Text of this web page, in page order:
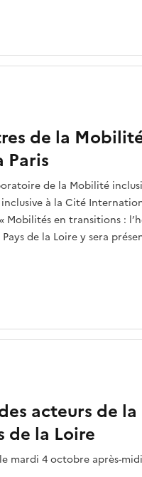
de la
Paris
de la Mobilité
à la Cité
Mobilités en transitions :
de la Loire y sera
acteurs de
de la Loire
mardi 4 octobre après-